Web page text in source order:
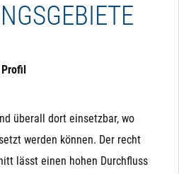
überall dort einsetzbar, wo
werden können. Der recht
lässt einen hohen Durchfluss